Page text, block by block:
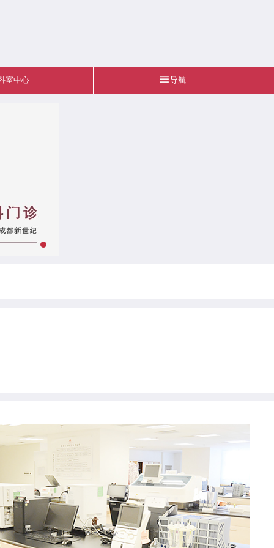
室中心 导航